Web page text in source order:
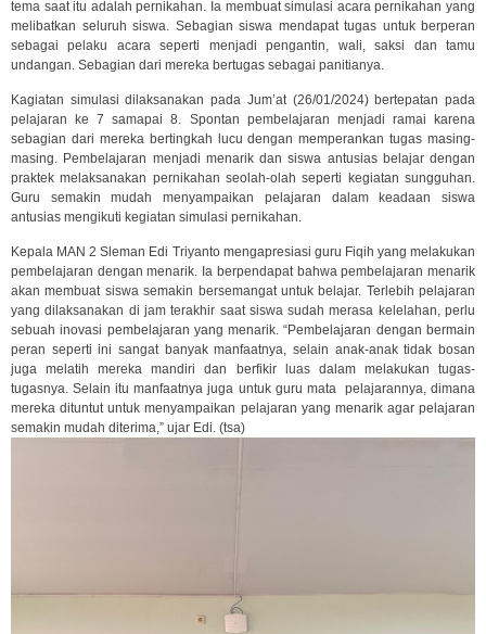
tema saat itu adalah pernikahan. Ia membuat simulasi acara pernikahan yang
melibatkan seluruh siswa. Sebagian siswa mendapat tugas untuk berperan
sebagai pelaku acara seperti menjadi pengantin, wali, saksi dan tamu
undangan. Sebagian dari mereka bertugas sebagai panitianya.
Kagiatan simulasi dilaksanakan pada Jum’at (26/01/2024) bertepatan pada
pelajaran ke 7 samapai 8. Spontan pembelajaran menjadi ramai karena
sebagian dari mereka bertingkah lucu dengan memperankan tugas masing-
masing. Pembelajaran menjadi menarik dan siswa antusias belajar dengan
praktek melaksanakan pernikahan seolah-olah seperti kegiatan sungguhan.
Guru semakin mudah menyampaikan pelajaran dalam keadaan siswa
antusias mengikuti kegiatan simulasi pernikahan.
Kepala MAN 2 Sleman Edi Triyanto mengapresiasi guru Fiqih yang melakukan
pembelajaran dengan menarik. Ia berpendapat bahwa pembelajaran menarik
akan membuat siswa semakin bersemangat untuk belajar. Terlebih pelajaran
yang dilaksanakan di jam terakhir saat siswa sudah merasa kelelahan, perlu
sebuah inovasi pembelajaran yang menarik. “Pembelajaran dengan bermain
peran seperti ini sangat banyak manfaatnya, selain anak-anak tidak bosan
juga melatih mereka mandiri dan berfikir luas dalam melakukan tugas-
tugasnya. Selain itu manfaatnya juga untuk guru mata pelajarannya, dimana
mereka dituntut untuk menyampaikan pelajaran yang menarik agar pelajaran
semakin mudah diterima,” ujar Edi. (tsa)